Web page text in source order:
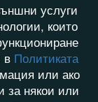
услуги
които
в Политиката
или ако
за някои или